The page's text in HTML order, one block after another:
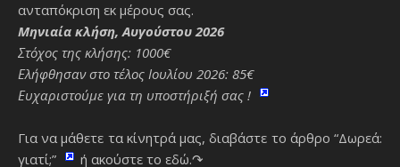
ανταπόκριση εκ μέρους σας.
Μηνιαία κλήση, Αυγούστου 2026
Στόχος της κλήσης: 1000€
Ελήφθησαν στο τέλος Ιουλίου 2026: 85€
Ευχαριστούμε για τη υποστήριξή σας !
Για να μάθετε τα κίνητρά μας, διαβάστε το άρθρο “Δωρεά:
γιατί;”
ή ακούστε το εδώ.↷